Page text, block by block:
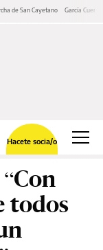
de San Cayetano García Cuerva
Hacete socia/o
todos